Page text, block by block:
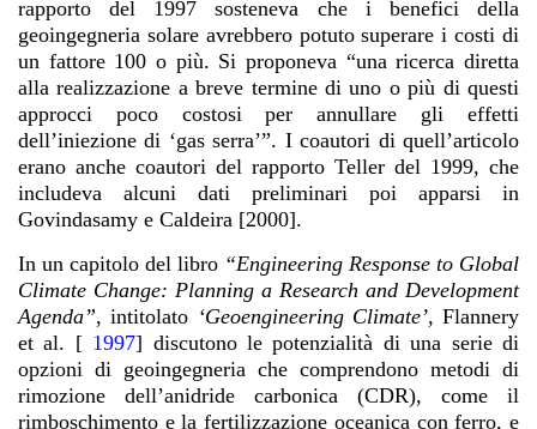
rapporto del 1997 sosteneva che i benefici della
geoingegneria solare avrebbero potuto superare i costi di
un fattore 100 o più. Si proponeva “una ricerca diretta
alla realizzazione a breve termine di uno o più di questi
approcci poco costosi per annullare gli effetti
dell’iniezione di ‘gas serra’”. I coautori di quell’articolo
erano anche coautori del rapporto Teller del 1999, che
includeva alcuni dati preliminari poi apparsi in
Govindasamy e Caldeira [2000].
In un capitolo del libro “Engineering Response to Global
Climate Change: Planning a Research and Development
Agenda”, intitolato ‘Geoengineering Climate’, Flannery
et al. [ 1997] discutono le potenzialità di una serie di
opzioni di geoingegneria che comprendono metodi di
rimozione dell’anidride carbonica (CDR), come il
rimboschimento e la fertilizzazione oceanica con ferro, e